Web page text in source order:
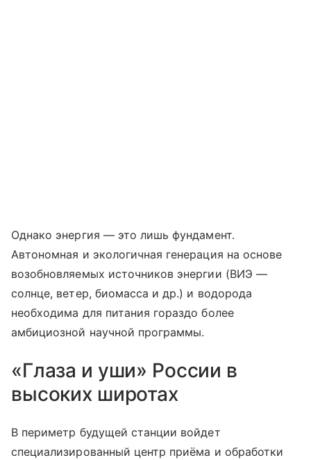
Однако энергия — это лишь фундамент.
Автономная и экологичная генерация на основе
возобновляемых источников энергии (ВИЭ —
солнце, ветер, биомасса и др.) и водорода
необходима для питания гораздо более
амбициозной научной программы.
«Глаза и уши» России в
высоких широтах
В периметр будущей станции войдет
специализированный центр приёма и обработки